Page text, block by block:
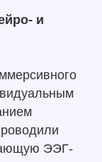
и
ЭЭГ-